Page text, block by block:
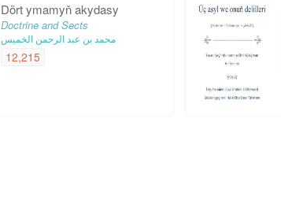
Dört ymamyň akydasy
Doctrine and Sects
محمد بن عبد الرحمن الخميس
12,215